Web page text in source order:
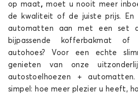
Automatten voor
op maat,moet u nooit meer
de kwaliteit of de juiste prijs. En
automatten aan met een set
bijpassende kofferbakmat of
autohoes? Voor een echte
genieten van onze
autostoelhoezen +
simpel: hoe meer plezier u heeft,